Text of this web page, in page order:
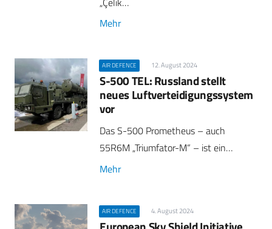
Mehr
AIR DEFENCE 12. August 2024
S-500 TEL: Russland stellt
neues Luftverteidigungssystem
vor
Das S-500 Prometheus – auch
55R6M „Triumfator-M“ – ist ein…
Mehr
AIR DEFENCE 4. August 2024